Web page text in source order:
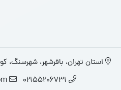
استان تهران، باقرشهر، شهرسنگ،
02155206731